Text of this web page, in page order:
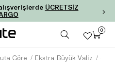
ÜCRETSİZ
0
Göre Ekstra Büyük Valiz